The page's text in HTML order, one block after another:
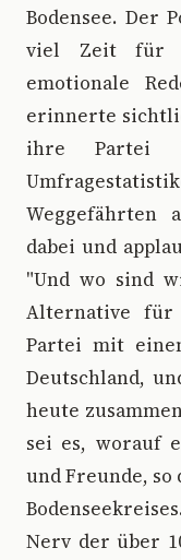
Bodensee. Der
viel Zeit für
emotionale
erinnerte
ihre Partei
Weggefährten
dabei und
"Und wo sind
Alternative für
Partei mit
Deutschland,
heute
sei es, worauf
und Freunde, so
Nerv der über